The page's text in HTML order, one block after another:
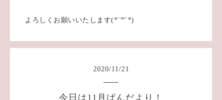
よろしくお願いいたします(*´꒳`*)
2020/11/21
今日は11月ぱんだより！